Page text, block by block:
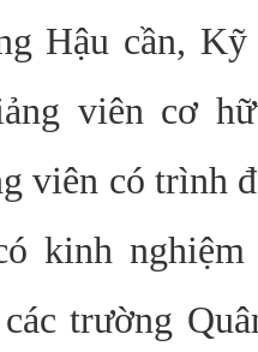
Hậu cần,
viên cơ
viên có trình
kinh
trường